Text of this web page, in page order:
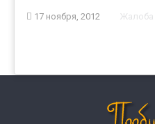
17 ноября, 2012 Жалоба